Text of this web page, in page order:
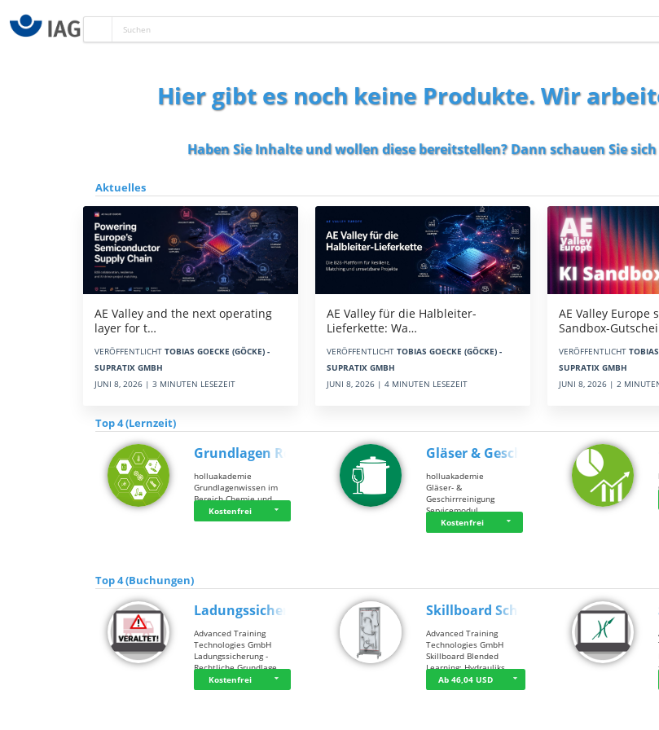
Hier gibt es noch keine Produkte. Wir
Haben Sie Inhalte und wollen diese bereitstellen? Dann schauen Sie
Aktuelles
AE Valley and the next operating
layer for t…
VERÖFFENTLICHT TOBIAS GOECKE (GÖCKE) -
SUPRATIX GMBH
JUNI 8, 2026 | 3 MINUTEN LESEZEIT
AE Valley für die Halbleiter-
Lieferkette: Wa…
VERÖFFENTLICHT TOBIAS GOECKE (GÖCKE) -
SUPRATIX GMBH
JUNI 8, 2026 | 4 MINUTEN LESEZEIT
AE Valley Europe
Sandbox-
VERÖFFENTLICHT
SUPRATIX GMBH
JUNI 8, 2026 | 2
Top 4 (Lernzeit)
Grundlagen Rein…
holluakademie
Grundlagenwissen im
Bereich Chemie und …
Kostenfrei
Gläser & Geschi…
holluakademie
Gläser- &
Geschirrreinigung
Servicemodul
Kostenfrei
Top 4 (Buchungen)
Ladungssicherung
Advanced Training
Technologies GmbH
Ladungssicherung -
Rechtliche Grundlage…
Kostenfrei
Skillboard Schl…
Advanced Training
Technologies GmbH
Skillboard Blended
Learning: Hydrauliks…
Ab 46,04 USD